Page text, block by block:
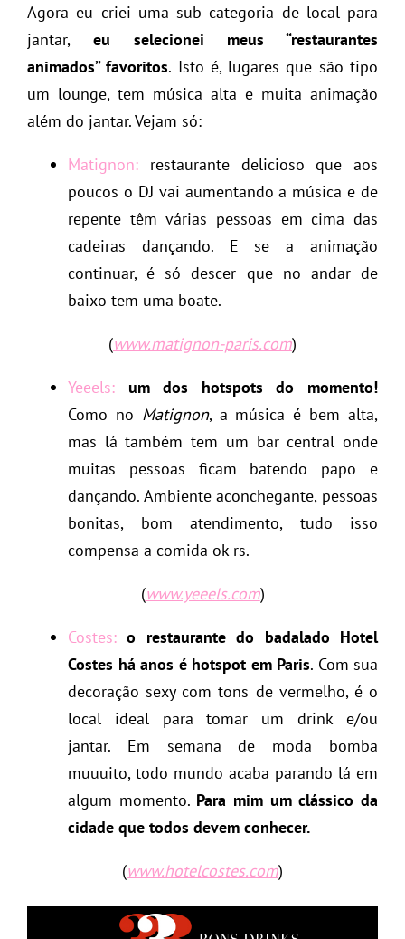
Agora eu criei uma sub categoria de local para
jantar, eu selecionei meus “restaurantes
animados” favoritos. Isto é, lugares que são tipo
um lounge, tem música alta e muita animação
além do jantar. Vejam só:
Matignon: restaurante delicioso que aos
poucos o DJ vai aumentando a música e de
repente têm várias pessoas em cima das
cadeiras dançando. E se a animação
continuar, é só descer que no andar de
baixo tem uma boate.
(www.matignon-paris.com)
Yeeels:
um dos hotspots do momento!
Como no Matignon, a música é bem alta,
mas lá também tem um bar central onde
muitas pessoas ficam batendo papo e
dançando. Ambiente aconchegante, pessoas
bonitas, bom atendimento, tudo isso
compensa a comida ok rs.
(www.yeeels.com)
Costes: o restaurante do badalado Hotel
Costes há anos é hotspot em Paris. Com sua
decoração sexy com tons de vermelho, é o
local ideal para tomar um drink e/ou
jantar. Em semana de moda bomba
muuuito, todo mundo acaba parando lá em
algum momento. Para mim um clássico da
cidade que todos devem conhecer.
(www.hotelcostes.com)